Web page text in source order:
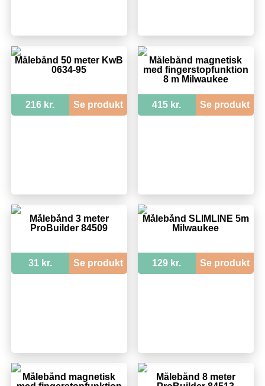
Målebånd 50 meter KwB
0634-95
216 kr. Se produkt
Målebånd magnetisk
med fingerstopfunktion
8 m Milwaukee
415 kr. Se produkt
Målebånd 3 meter
ProBuilder 84509
31 kr. Se produkt
Målebånd SLIMLINE 5m
Milwaukee
129 kr. Se produkt
Målebånd magnetisk
Målebånd 8 meter